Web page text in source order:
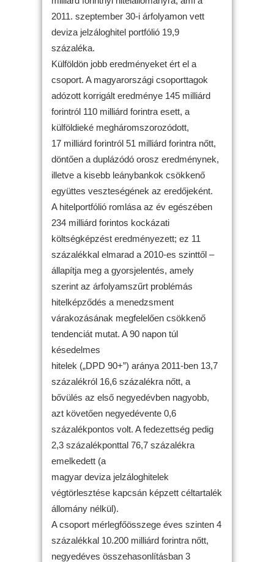
2011. szeptember 30-i árfolyamon vett
deviza jelzáloghitel portfólió 19,9
százaléka.
Külföldön jobb eredményeket ért el a
csoport. A magyarországi csoporttagok
adózott korrigált eredménye 145 milliárd
forintról 110 milliárd forintra esett, a
külföldieké megháromszorozódott,
17 milliárd forintról 51 milliárd forintra nőtt,
döntően a duplázódó orosz eredménynek,
illetve a kisebb leánybankok csökkenő
együttes veszteségének az eredőjeként.
A hitelportfólió romlása az év egészében
234 milliárd forintos kockázati
költségképzést eredményezett; ez 11
százalékkal elmarad a 2010-es szinttől –
állapítja meg a gyorsjelentés, amely
szerint az árfolyamszűrt problémás
hitelképződés a menedzsment
várakozásának megfelelően csökkenő
tendenciát mutat. A 90 napon túl
késedelmes
hitelek („DPD 90+”) aránya 2011-ben 13,7
százalékról 16,6 százalékra nőtt, a
bővülés az első negyedévben nagyobb,
azt követően negyedévente 0,6
százalékpontos volt. A fedezettség pedig
2,3 százalékponttal 76,7 százalékra
emelkedett (a
magyar deviza jelzáloghitelek
végtörlesztése kapcsán képzett céltartalék
állomány nélkül).
A csoport mérlegfőösszege éves szinten 4
százalékkal 10.200 milliárd forintra nőtt,
negyedéves összehasonlításban 3